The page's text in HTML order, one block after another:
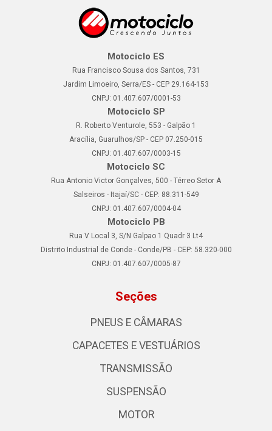
Motociclo ES
Rua Francisco Sousa dos Santos, 731
Jardim Limoeiro, Serra/ES - CEP 29.164-153
CNPJ: 01.407.607/0001-53
Motociclo SP
R. Roberto Venturole, 553 - Galpão 1
Aracília, Guarulhos/SP - CEP 07.250-015
CNPJ: 01.407.607/0003-15
Motociclo SC
Rua Antonio Victor Gonçalves, 500 - Térreo Setor A
Salseiros - Itajaí/SC - CEP: 88.311-549
CNPJ: 01.407.607/0004-04
Motociclo PB
Rua V Local 3, S/N Galpao 1 Quadr 3 Lt4
Distrito Industrial de Conde - Conde/PB - CEP: 58.320-000
CNPJ: 01.407.607/0005-87
Seções
PNEUS E CÂMARAS
CAPACETES E VESTUÁRIOS
TRANSMISSÃO
SUSPENSÃO
MOTOR